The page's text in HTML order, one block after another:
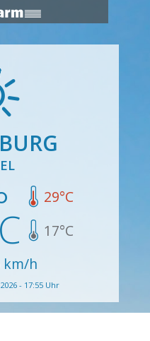
29°C
17°C
km/h
- 17:55 Uhr